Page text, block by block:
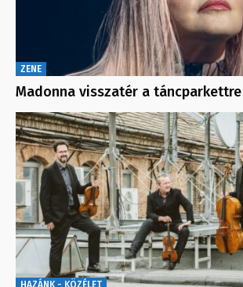
ZENE
Madonna visszatér a táncparkettre
HAZÁNK - KÖZÉLET